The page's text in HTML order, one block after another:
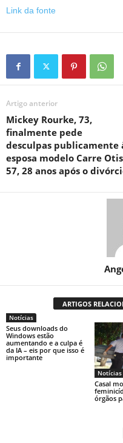
Link da fonte
Artigo anterior
Mickey Rourke, 73,
finalmente pede
desculpas publicamente
esposa modelo Carre
57, 28 anos após o
ARTIGOS
Notícias
Seus downloads do
Windows estão
aumentando e a culpa é
da IA ​​– eis por que isso é
importante
Notícias
Casal
órgãos